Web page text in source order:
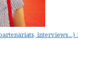
interviews...) :